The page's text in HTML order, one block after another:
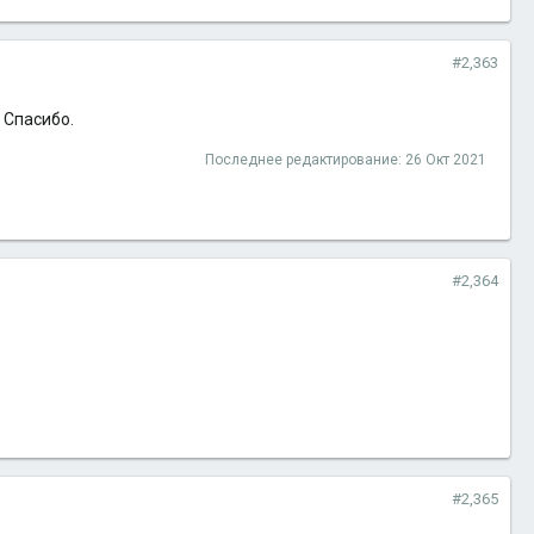
#2,363
Последнее редактирование: 26 Окт 2021
#2,364
#2,365